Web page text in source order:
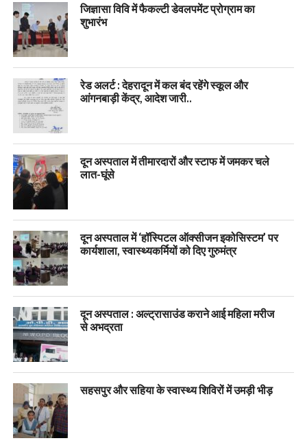
जिज्ञासा विवि में फैकल्टी डेवलपमेंट प्रोग्राम का
शुभारंभ
रेड अलर्ट : देहरादून में कल बंद रहेंगे स्कूल और
आंगनबाड़ी केंद्र, आदेश जारी..
दून अस्पताल में तीमारदारों और स्टाफ में जमकर चले
लात-घूंसे
दून अस्पताल में ‘हॉस्पिटल ऑक्सीजन इकोसिस्टम’ पर
कार्यशाला, स्वास्थ्यकर्मियों को दिए गुरुमंत्र
दून अस्पताल : अल्ट्रासाउंड कराने आई महिला मरीज
से अभद्रता
सहसपुर और सहिया के स्वास्थ्य शिविरों में उमड़ी भीड़